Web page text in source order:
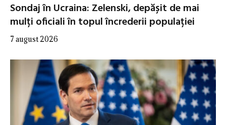
Sondaj în Ucraina: Zelenski, depășit de mai
mulți oficiali în topul încrederii populației
7 august 2026